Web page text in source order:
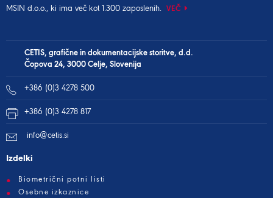
MSIN d.o.o., ki ima več kot 1.300 zaposlenih. VEČ
CETIS, grafične in dokumentacijske storitve, d.d.
Čopova 24, 3000 Celje, Slovenija
+386 (0)3 4278 500
+386 (0)3 4278 817
info@cetis.si
Izdelki
Biometrični potni listi
Osebne izkaznice